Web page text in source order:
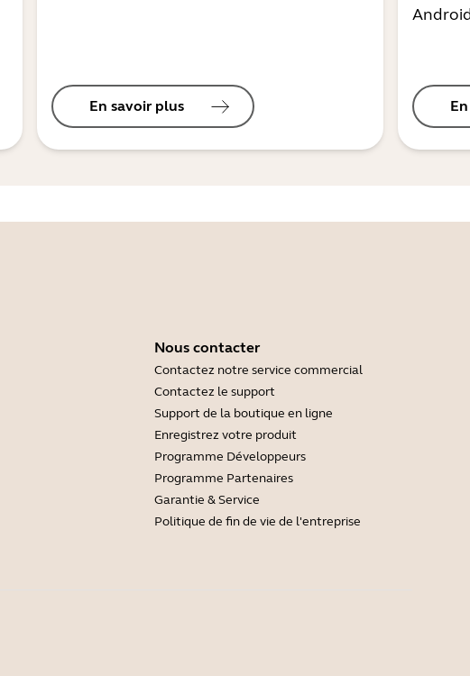
En savoir plus
Nous contacter
Contactez notre service commercial
Contactez le support
Support de la boutique en ligne
Enregistrez votre produit
Programme Développeurs
Programme Partenaires
Garantie & Service
Politique de fin de vie de l'entreprise